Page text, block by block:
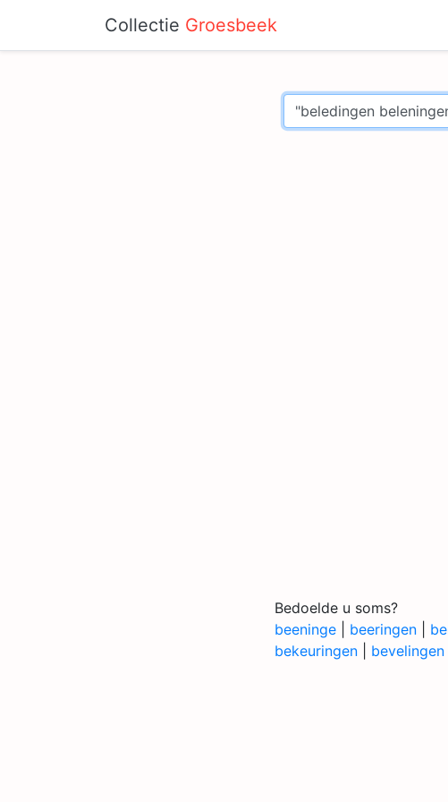
Collectie Groesbeek
Bedoelde u soms?
beeninge
beeringen
bekeuringen
bevelingen